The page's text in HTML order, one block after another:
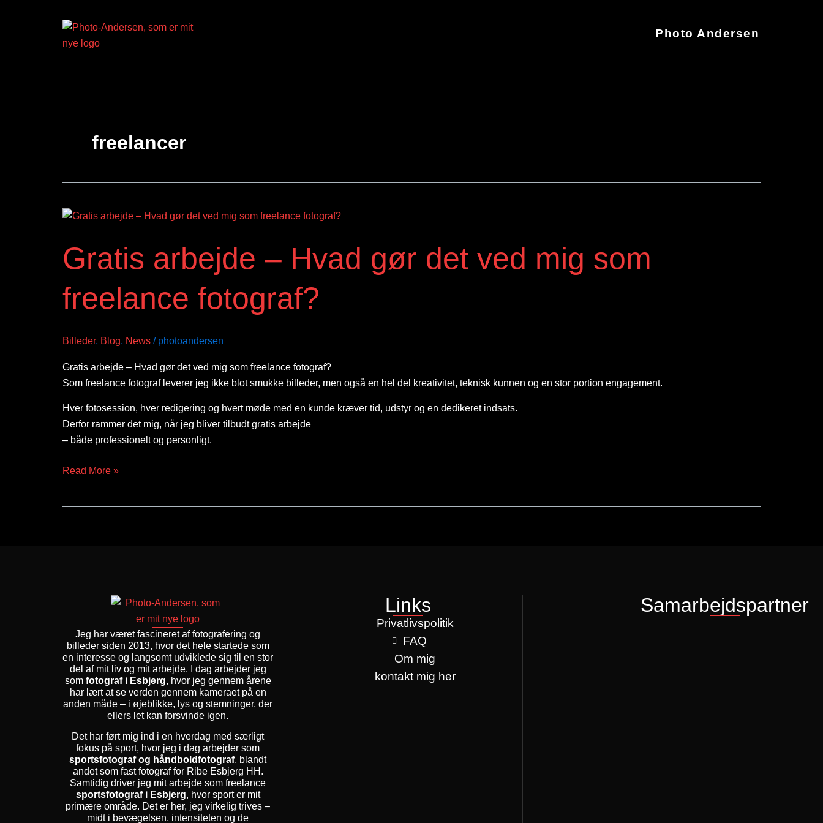
Photo Andersen
freelancer
Gratis arbejde – Hvad gør det ved mig som
freelance fotograf?
Billeder, Blog, News / photoandersen
Gratis arbejde – Hvad gør det ved mig som freelance fotograf?
Som freelance fotograf leverer jeg ikke blot smukke billeder, men også en hel del kreativitet, teknisk kunnen og en stor portion engagement.
Hver fotosession, hver redigering og hvert møde med en kunde kræver tid, udstyr og en dedikeret indsats.
Derfor rammer det mig, når jeg bliver tilbudt gratis arbejde
– både professionelt og personligt.
Gratis
Hvad
det
ved
som
fotograf?
Read More »
Jeg har været fascineret af fotografering og
billeder siden 2013, hvor det hele startede som
en interesse og langsomt udviklede sig til en stor
del af mit liv og mit arbejde. I dag arbejder jeg
som fotograf i Esbjerg, hvor jeg gennem årene
har lært at se verden gennem kameraet på en
anden måde – i øjeblikke, lys og stemninger, der
ellers let kan forsvinde igen.
Det har ført mig ind i en hverdag med særligt
fokus på sport, hvor jeg i dag arbejder som
sportsfotograf og håndboldfotograf, blandt
andet som fast fotograf for Ribe Esbjerg HH.
Samtidig driver jeg mit arbejde som freelance
sportsfotograf i Esbjerg, hvor sport er mit
primære område. Det er her, jeg virkelig trives –
midt i bevægelsen, intensiteten og de
Links
Privatlivspolitik
FAQ
Om mig
kontakt mig her
Samarbejdspartner